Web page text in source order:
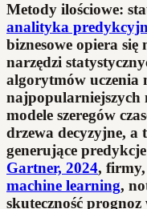
Metody ilościowe:
analityka
biznesowe opiera
narzędzi
algorytmów uczenia
najpopularniejszych
modele szeregów
drzewa decyzyjne, a
generujące
Gartner, 2024, firmy,
machine learning,
skuteczność